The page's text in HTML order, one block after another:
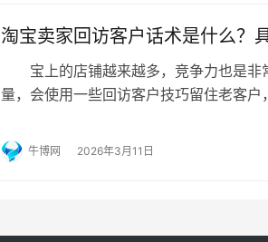
淘宝卖家回访客户话术是什么？
宝上的店铺越来越多，竞争力也是非
量，会使用一些回访客户技巧留住老客
问是**小姐吗?首先非常感谢亲对小店的
您的建议对小店的完善很重要!不知道您
牛博网 2026年3月11日